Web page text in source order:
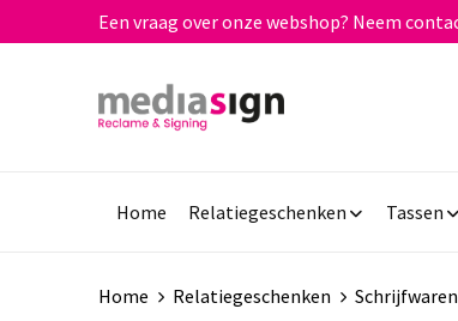
Een vraag over onze webshop? Neem
Home Relatiegeschenken Tassen
Home Relatiegeschenken Schrijfwaren